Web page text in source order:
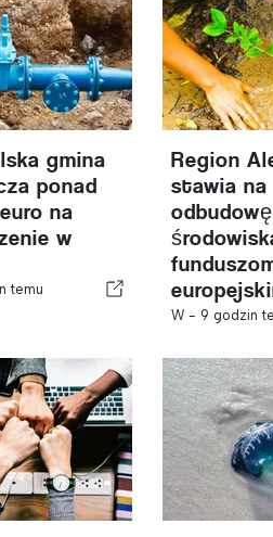
gmina
ponad
na
w
temu
Region
stawia na
odbudowę
W - 9 godzin